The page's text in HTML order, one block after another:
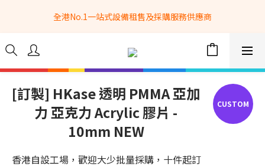
全港No.1一站式設備租售及採購服務供應商
全港No.1一站式設備租售及採購服務供應商
選購現貨產品全單滿$3500自家專送免運費 (只限網站落單, 不適用
於急單, 訂制產品, 屏風, 籠車, 舞台等)
info@hkbasket.com
全港No.1一站式設備租售及採購服務供應商
[訂製] HKase 透明 PMMA 亞加
力 亞克力 Acrylic 膠片 -
10mm NEW
香港自設工場，歡迎大少批量採購，十件起訂